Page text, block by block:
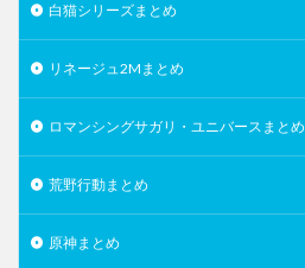
白猫シリーズまとめ
リネージュ2Mまとめ
ロマンシングサガリ・ユニバースまとめ
荒野行動まとめ
原神まとめ